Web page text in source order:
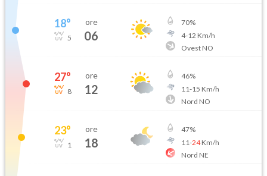
18°
5
ore
06
70%
4-12 Km/h
Ovest NO
27°
8
ore
12
46%
11-15 Km/h
Nord NO
23°
1
ore
18
47%
11-24Km/h
Nord NE